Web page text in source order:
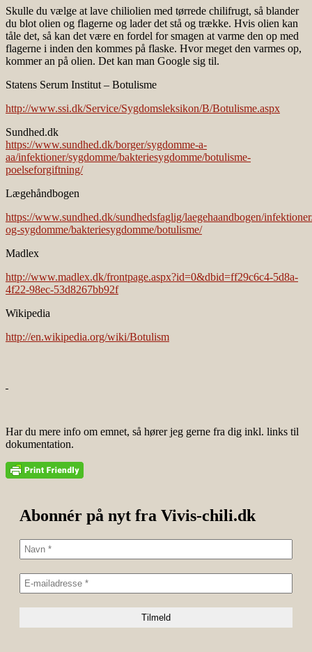
Skulle du vælge at lave chiliolien med tørrede chilifrugt, så blander
du blot olien og flagerne og lader det stå og trække. Hvis olien kan
tåle det, så kan det være en fordel for smagen at varme den op med
flagerne i inden den kommes på flaske. Hvor meget den varmes op,
kommer an på olien. Det kan man Google sig til.
Statens Serum Institut – Botulisme
http://www.ssi.dk/Service/Sygdomsleksikon/B/Botulisme.aspx
Sundhed.dk
https://www.sundhed.dk/borger/sygdomme-a-
aa/infektioner/sygdomme/bakteriesygdomme/botulisme-
poelseforgiftning/
Lægehåndbogen
https://www.sundhed.dk/sundhedsfaglig/laegehaandbogen/
og-sygdomme/bakteriesygdomme/botulisme/
Madlex
http://www.madlex.dk/frontpage.aspx?id=0&dbid=ff29c6c4-5d8a-
4f22-98ec-53d8267bb92f
Wikipedia
http://en.wikipedia.org/wiki/Botulism
Har du mere info om emnet, så hører jeg gerne fra dig inkl. links til
dokumentation.
Abonnér på nyt fra Vivis-chili.dk